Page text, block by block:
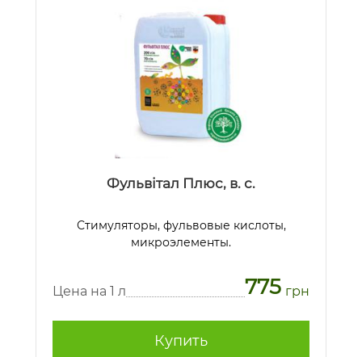
Фульвітал Плюс, в. с.
Стимуляторы, фульвовые кислоты,
микроэлементы.
Цена на 1 л 775 грн
Купить